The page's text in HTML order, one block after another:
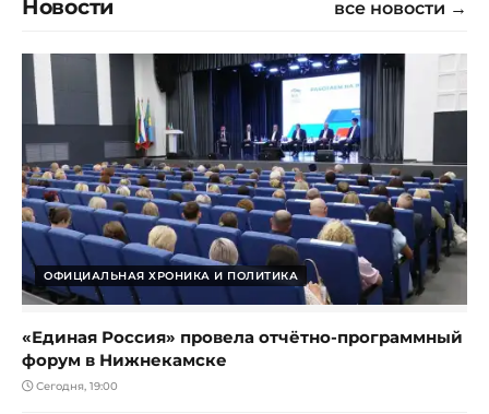
Новости все новости →
ОФИЦИАЛЬНАЯ ХРОНИКА И ПОЛИТИКА
«Единая Россия» провела отчётно-программный
форум в Нижнекамске
Сегодня, 19:00